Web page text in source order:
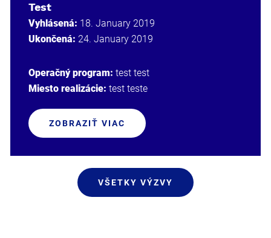
Test
Vyhlásená: 18. January 2019
Ukončená: 24. January 2019
Operačný program: test test
Miesto realizácie: test teste
ZOBRAZIŤ VIAC
VŠETKY VÝZVY